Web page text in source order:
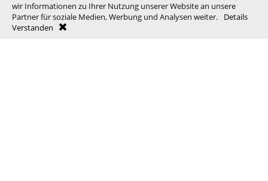
wir Informationen zu Ihrer Nutzung unserer Website an unsere
Partner für soziale Medien, Werbung und Analysen weiter.
Details
Verstanden